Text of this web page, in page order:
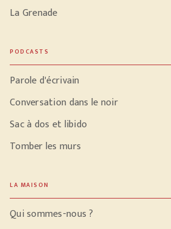
La Grenade
PODCASTS
Parole d'écrivain
Conversation dans le noir
Sac à dos et libido
Tomber les murs
LA MAISON
Qui sommes-nous ?